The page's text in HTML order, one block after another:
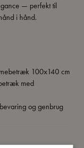
— perfekt til
i hånd.
100x140 cm
med
og genbrug